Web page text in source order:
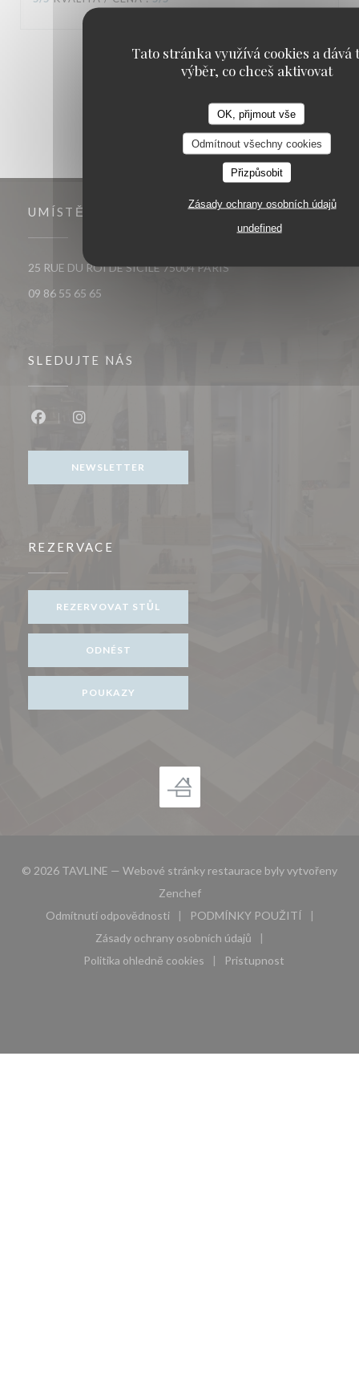
Tato stránka využívá cookies a dává
výběr, co chceš aktivovat
OK, přijmout vše
Odmítnout všechny cookies
Přizpůsobit
Zásady ochrany osobních údajů
undefined
1 2 3
UMÍSTĚNÍ
25 RUE DU ROI DE SICILE 75004 PARIS((otevře se v novém
09 86 55 65 65
SLEDUJTE NÁS
NEWSLETTER
REZERVACE
REZERVOVAT STŮL
ODNÉST
POUKAZY
© 2026 TAVLINE — Webové stránky restaurace byly vytvořeny
Zenchef((otevře se v novém okně))
Odmítnutí odpovědnosti
((otevře se v novém okně))
PODMÍNKY POUŽITÍ
((otevře se v novém
Zásady ochrany osobních údajů
((otevře se v novém okně))
Politika ohledně cookies
((otevře se v novém okně))
Pristupnost
((otevře se v novém